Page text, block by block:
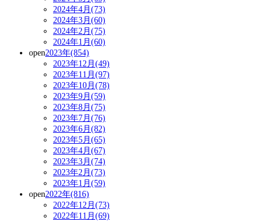
2024年4月(73)
2024年3月(60)
2024年2月(75)
2024年1月(60)
open2023年(854)
2023年12月(49)
2023年11月(97)
2023年10月(78)
2023年9月(59)
2023年8月(75)
2023年7月(76)
2023年6月(82)
2023年5月(65)
2023年4月(67)
2023年3月(74)
2023年2月(73)
2023年1月(59)
open2022年(816)
2022年12月(73)
2022年11月(69)